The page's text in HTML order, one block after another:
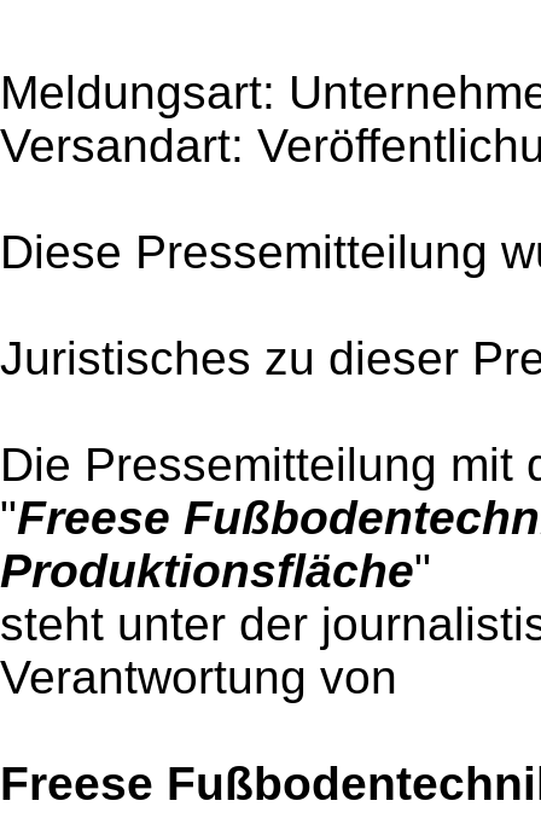
Meldungsart:
Versandart:
Diese Pressemitteilung
Juristisches zu dieser
Die Pressemitteilung mit
"Freese
Produktionsfläche"
steht unter der
Verantwortung von
Freese